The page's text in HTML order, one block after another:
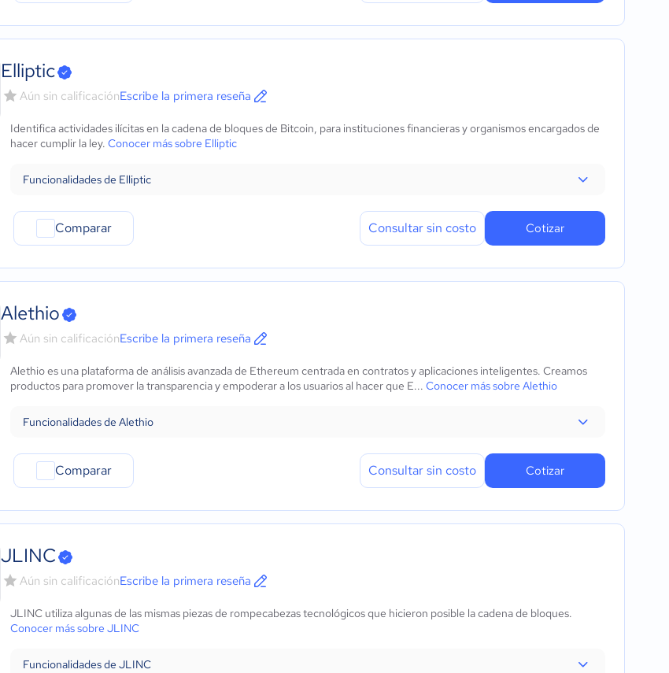
Elliptic
Aún sin calificaciónEscribe la primera reseña
Identifica actividades ilícitas en la cadena de bloques de Bitcoin, para instituciones financieras y organismos encargados de
hacer cumplir la ley. Conocer más sobre Elliptic
Funcionalidades de Elliptic
Comparar Consultar sin costo Cotizar
Alethio
Aún sin calificaciónEscribe la primera reseña
Alethio es una plataforma de análisis avanzada de Ethereum centrada en contratos y aplicaciones inteligentes. Creamos
productos para promover la transparencia y empoderar a los usuarios al hacer que E... Conocer más sobre Alethio
Funcionalidades de Alethio
Comparar Consultar sin costo Cotizar
JLINC
Aún sin calificaciónEscribe la primera reseña
JLINC utiliza algunas de las mismas piezas de rompecabezas tecnológicos que hicieron posible la cadena de bloques.
Conocer más sobre JLINC
Funcionalidades de JLINC